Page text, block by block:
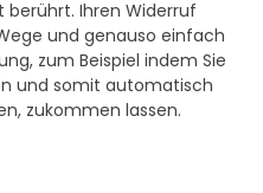
Ihren Widerruf
und genauso einfach
zum Beispiel indem Sie
und somit automatisch
zukommen lassen.